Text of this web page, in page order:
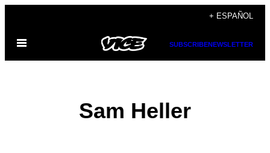
contenido
+ ESPAÑOL
Abrir
SUBSCRIBENEWSLETTER
Sam Heller